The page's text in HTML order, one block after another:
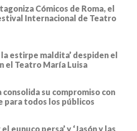
Cómicos de Roma, el
Internacional de Teatro
la estirpe maldita’ despiden el
el Teatro María Luisa
su compromiso con
para todos los públicos
el eunuco persa’ y ‘Jasón y las